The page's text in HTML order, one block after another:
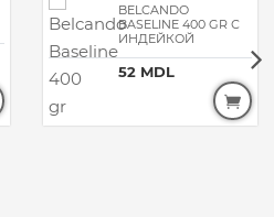
BELCANDO
BASELINE 400 GR С
ИНДЕЙКОЙ
52 MDL